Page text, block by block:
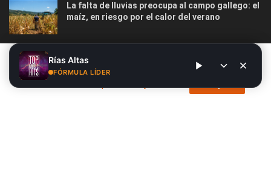
La falta de lluvias preocupa al campo gallego: el
maíz, en riesgo por el calor del verano
temperaturas suaves, con nubes y lluvias en
algunas zonas
Rías Altas
FÓRMULA LÍDER
Este sitio web utiliza cookies. Al continuar utilizando este sitio
web, usted da su consentimiento para el uso de cookies. Visite